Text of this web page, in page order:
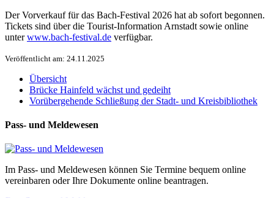
Der Vorverkauf für das Bach-Festival 2026 hat ab sofort begonnen.
Tickets sind über die Tourist-Information Arnstadt sowie online
unterwww.bach-festival.de verfügbar.
Veröffentlicht am: 24.11.2025
Übersicht
Brücke Hainfeld wächst und gedeiht
Vorübergehende Schließung der Stadt- und Kreisbibliothek
Pass- und Meldewesen
Im Pass- und Meldewesen können Sie Termine bequem online
vereinbaren oder Ihre Dokumente online beantragen.